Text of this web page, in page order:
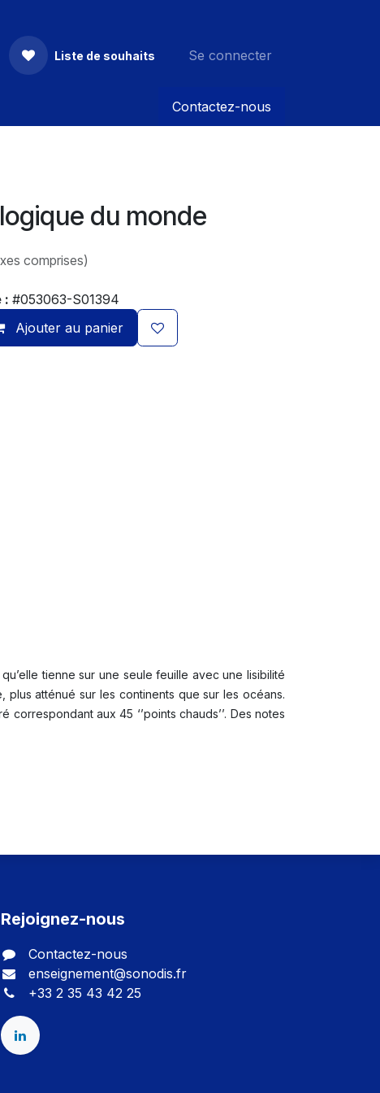
Liste de souhaits Se connecter
Contactez-nous
du monde
comprises)
: #053063-S01394
Ajouter au panier
tienne sur une seule feuille avec une lisibilité
atténué sur les continents que sur les océans.
aux 45 ‘’points chauds’’. Des notes
Rejoignez-nous
Contactez-nous
enseignement@sonodis.fr
+33 2 35 43 42 25